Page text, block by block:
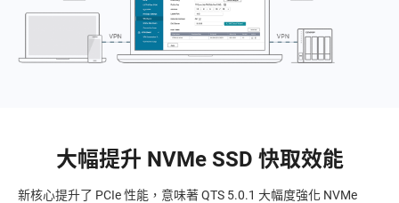
大幅提升 NVMe SSD 快取效能
新核心提升了 PCIe 性能，意味著 QTS 5.0.1 大幅度強化 NVMe